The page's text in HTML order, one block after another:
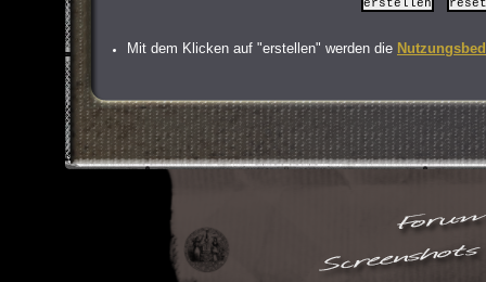
Mit dem Klicken auf "erstellen" werden die